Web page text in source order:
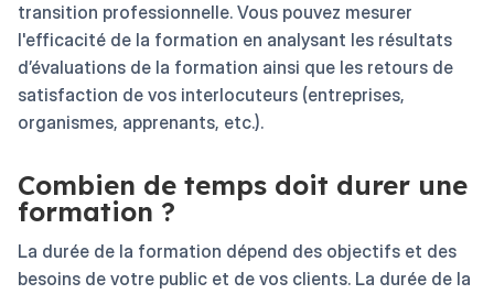
transition professionnelle. Vous pouvez mesurer
l'efficacité de la formation en analysant les résultats
d’évaluations de la formation ainsi que les retours de
satisfaction de vos interlocuteurs (entreprises,
organismes, apprenants, etc.).
Combien de temps doit durer une
formation ?
La durée de la formation dépend des objectifs et des
besoins de votre public et de vos clients. La durée de la